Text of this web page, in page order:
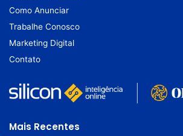
Como Anunciar
Trabalhe Conosco
Marketing Digital
Contato
Mais Recentes